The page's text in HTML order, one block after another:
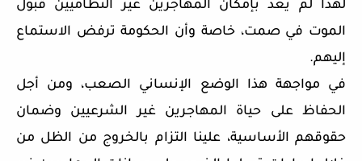
لهذا لم يعد بإمكان المهاجرين غير النظاميين قبول
الموت في صمت، خاصة وأن الحكومة ترفض الاستماع
إليهم.
في مواجهة هذا الوضع الإنساني الصعب، ومن أجل
الحفاظ على حياة المهاجرين غير الشرعيين وضمان
حقوقهم الأساسية، علينا التزام بالخروج من الظل من